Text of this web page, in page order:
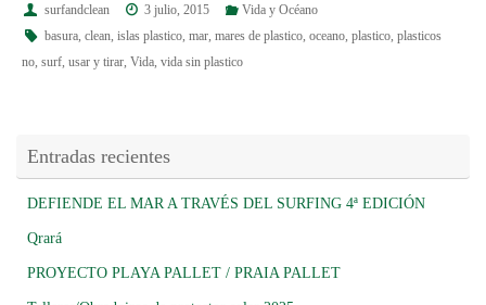
surfandclean 3 julio, 2015
Vida y Océano
basura, clean, islas plastico, mar, mares de plastico, oceano, plastico, plasticos
no surf usar y tirar Vida vida sin plastico
Entradas recientes
DEFIENDE EL MAR A TRAVÉS DEL SURFING 4ª EDICIÓN
Qrará
PROYECTO PLAYA PALLET / PRAIA PALLET